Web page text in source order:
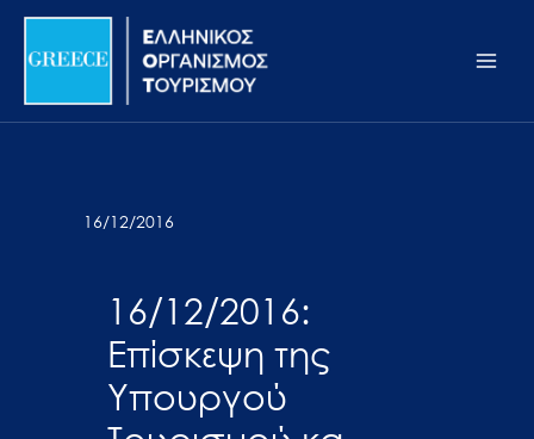
Σημείωση:
ιστότοπος
προσβασιμότητας.
Μετάβαση
περιεχόμενο
16/12/2016
16/12/2016:
Επίσκεψη της
Υπουργού